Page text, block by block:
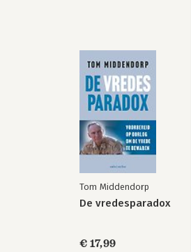
Tom Middendorp
De vredesparadox
€ 17,99